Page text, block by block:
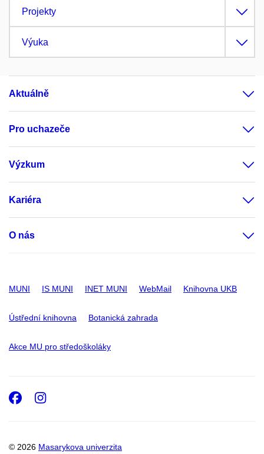
Projekty
Výuka
Aktuálně
Pro uchazeče
Výzkum
Kariéra
O nás
MUNI IS MUNI INET MUNI WebMail Knihovna UKB
Ústřední knihovna Botanická zahrada
Akce MU pro středoškoláky
© 2026 Masarykova univerzita
Facebook
Instagram